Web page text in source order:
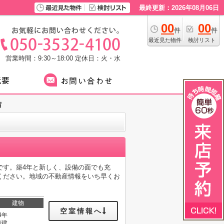
最終更新：2026年08月06日
00件
最近見た物件
00件
検討リスト
営業時間：9:30～18:00 定休日：火・水
。築4年と新しく、設備の面でも充
さい。地域の不動産情報をいち早くお
建物
年
空室情報へ